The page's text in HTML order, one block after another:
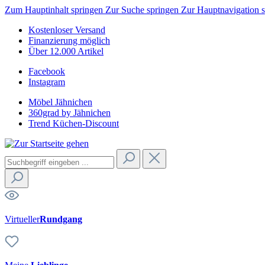
Zum Hauptinhalt springen Zur Suche springen Zur Hauptnavigation
Kostenloser Versand
Finanzierung möglich
Über 12.000 Artikel
Facebook
Instagram
Möbel Jähnichen
360grad by Jähnichen
Trend Küchen-Discount
VirtuellerRundgang